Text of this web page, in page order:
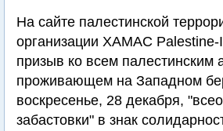
На сайте палестинской
организации ХАМАС
призыв ко всем палестинским
проживающем на Западном
воскресенье, 28 декабря,
забастовки" в знак